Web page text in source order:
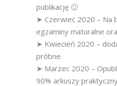
publikację 🙂
➤ Czerwiec 2020 – Na
egzaminy maturalne
➤ Kwiecień 2020 –
próbne.
➤ Marzec 2020 –
90% arkuszy